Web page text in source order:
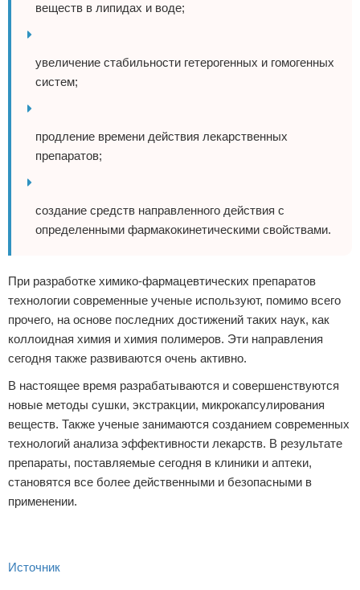
веществ в липидах и воде;
увеличение стабильности гетерогенных и гомогенных
систем;
продление времени действия лекарственных
препаратов;
создание средств направленного действия с
определенными фармакокинетическими свойствами.
При разработке химико-фармацевтических препаратов
технологии современные ученые используют, помимо всего
прочего, на основе последних достижений таких наук, как
коллоидная химия и химия полимеров. Эти направления
сегодня также развиваются очень активно.
В настоящее время разрабатываются и совершенствуются
новые методы сушки, экстракции, микрокапсулирования
веществ. Также ученые занимаются созданием современных
технологий анализа эффективности лекарств. В результате
препараты, поставляемые сегодня в клиники и аптеки,
становятся все более действенными и безопасными в
применении.
Источник